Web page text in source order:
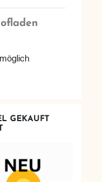
GEKAUFT